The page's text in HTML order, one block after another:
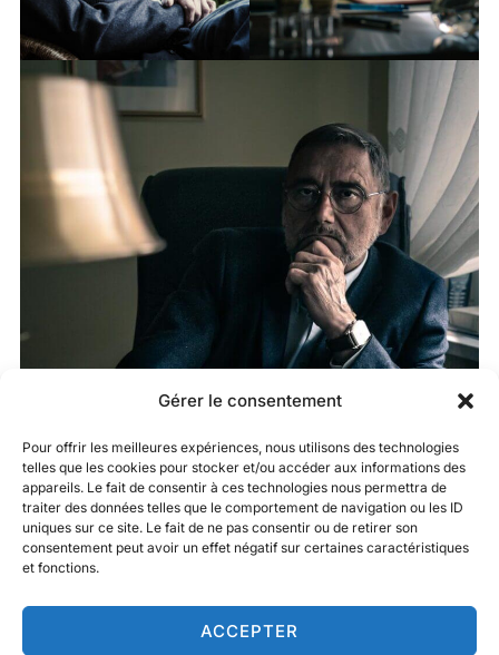
Gérer le consentement
Pour offrir les meilleures expériences, nous utilisons des technologies
telles que les cookies pour stocker et/ou accéder aux informations des
appareils. Le fait de consentir à ces technologies nous permettra de
traiter des données telles que le comportement de navigation ou les ID
uniques sur ce site. Le fait de ne pas consentir ou de retirer son
consentement peut avoir un effet négatif sur certaines caractéristiques
et fonctions.
ACCEPTER